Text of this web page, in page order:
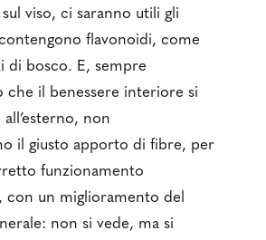
sul viso, ci saranno utili gli
flavonoidi, come
di bosco. E, sempre
che il benessere interiore si
non
il giusto apporto di fibre, per
funzionamento
con un miglioramento del
non si vede, ma si